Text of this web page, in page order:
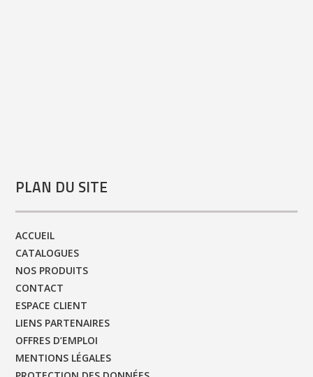
PLAN DU SITE
ACCUEIL
CATALOGUES
NOS PRODUITS
CONTACT
ESPACE CLIENT
LIENS PARTENAIRES
OFFRES D’EMPLOI
MENTIONS LÉGALES